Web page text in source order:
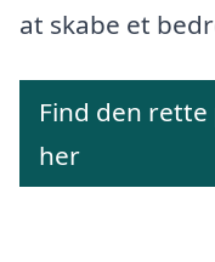
at skabe et
Find den
her